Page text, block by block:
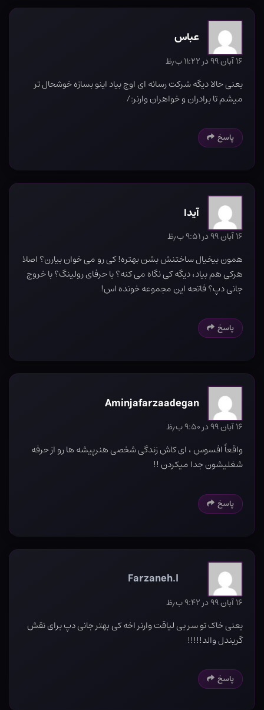
عباس
۱۶ آبان ۹۹ در ۱۱:۲۲ ب٫ظ
یعنی حالا دیگه شرکت رسانه ای اوج بیاد اینو بسازه خوشحال تر
میشم تا برادران و خواهران وارنر:/
پاسخ
آیدا
۱۶ آبان ۹۹ در ۹:۵۱ ب٫ظ
همون بیخیال ساختنش بشن بهتره! کی رو می خوان بیارن؟ اصلا
هرکی هم بیاد، دیگه کی نگاه می کنه؟ با حرفای رولینگ؟ با خروج
جانی دپ؟ فاتحه این مجموعه خونده اس!
پاسخ
Aminjafarzaadegan
۱۶ آبان ۹۹ در ۹:۵۰ ب٫ظ
واقعاً افسوس ، ای کاش زندگی شخصی هنرپیشه ها رو از حرفه
شغلیشون جدا میکردن !!
پاسخ
Farzaneh.l
۱۶ آبان ۹۹ در ۹:۴۲ ب٫ظ
یعنی خاک تو سر بی لیاقت وارنر اخه کی بهتر جانی دپ برای نقش
گریندل والد!!!!!
پاسخ